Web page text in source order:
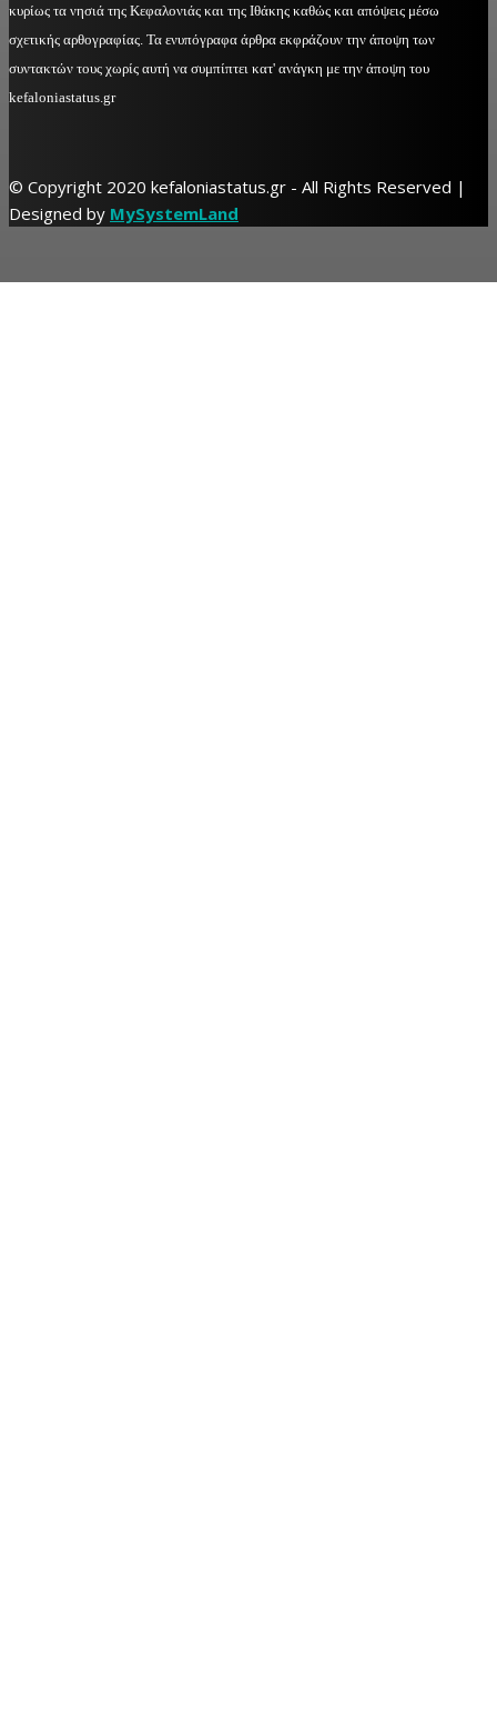
κυρίως τα νησιά της Κεφαλονιάς και της Ιθάκης καθώς και απόψεις μέσω
σχετικής αρθογραφίας. Τα ενυπόγραφα άρθρα εκφράζουν την άποψη των
συντακτών τους χωρίς αυτή να συμπίπτει κατ' ανάγκη με την άποψη του
kefaloniastatus.gr
© Copyright 2020 kefaloniastatus.gr - All Rights Reserved |
Designed by MySystemLand